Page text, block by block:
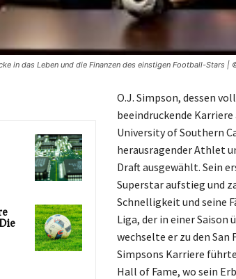
in das Leben und die Finanzen des einstigen Football-Stars |
O.J. Simpson, dessen
beeindruckende
University of Southern
herausragender Athlet
Draft ausgewählt. Sein
Superstar aufstieg und
Schnelligkeit und seine
Liga, der in einer Saison
wechselte er zu den
Simpsons Karriere
Hall of Fame, wo sein